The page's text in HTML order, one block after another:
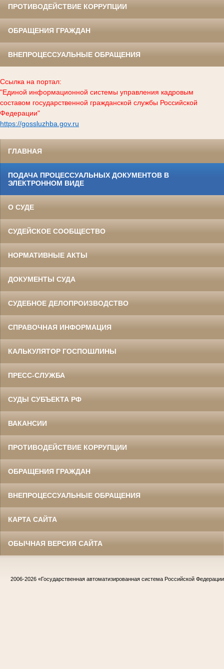
ПРОТИВОДЕЙСТВИЕ КОРРУПЦИИ
ОБРАЩЕНИЯ ГРАЖДАН
ВНЕПРОЦЕССУАЛЬНЫЕ ОБРАЩЕНИЯ
Ссылка на портал:
"Единой информационной системы управления кадровым
составом государственной гражданской службы Российской
Федерации"
https://gossluzhba.gov.ru
ГЛАВНАЯ
ПОДАЧА ПРОЦЕССУАЛЬНЫХ ДОКУМЕНТОВ В
ЭЛЕКТРОННОМ ВИДЕ
О СУДЕ
СУДЕЙСКОЕ СООБЩЕСТВО
НОРМАТИВНЫЕ АКТЫ
ДОКУМЕНТЫ СУДА
СУДЕБНОЕ ДЕЛОПРОИЗВОДСТВО
СПРАВОЧНАЯ ИНФОРМАЦИЯ
КАЛЬКУЛЯТОР ГОСПОШЛИНЫ
ПРЕСС-СЛУЖБА
СУДЫ СУБЪЕКТА РФ
ВАКАНСИИ
ПРОТИВОДЕЙСТВИЕ КОРРУПЦИИ
ОБРАЩЕНИЯ ГРАЖДАН
ВНЕПРОЦЕССУАЛЬНЫЕ ОБРАЩЕНИЯ
КАРТА САЙТА
ОБЫЧНАЯ ВЕРСИЯ САЙТА
2006-2026 «Государственная автоматизированная система Российской